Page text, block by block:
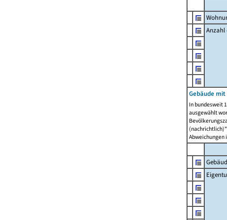
Anzahl
Gebäude
In bundesweit
ausgewählt
Abweichungen